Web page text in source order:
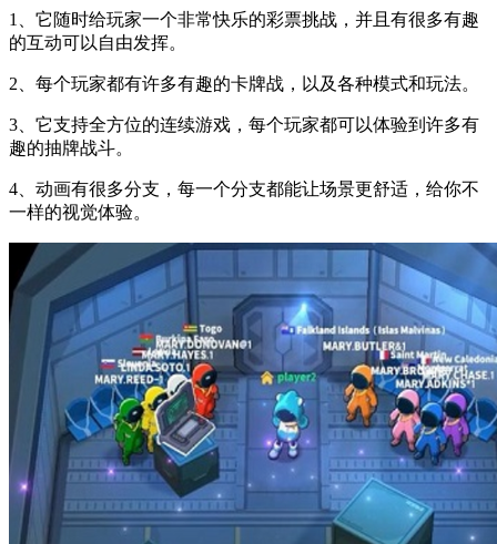
1、它随时给玩家一个非常快乐的彩票挑战，并且有很多有趣
的互动可以自由发挥。
2、每个玩家都有许多有趣的卡牌战，以及各种模式和玩法。
3、它支持全方位的连续游戏，每个玩家都可以体验到许多有
趣的抽牌战斗。
4、动画有很多分支，每一个分支都能让场景更舒适，给你不
一样的视觉体验。